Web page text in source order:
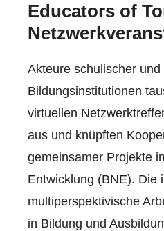
Educators of
Akteure schulischer
Bildungsinstitutionen
virtuellen
aus und knüpften
gemeinsamer Projekte
Entwicklung (BNE). Die
multiperspektivische
in Bildung und